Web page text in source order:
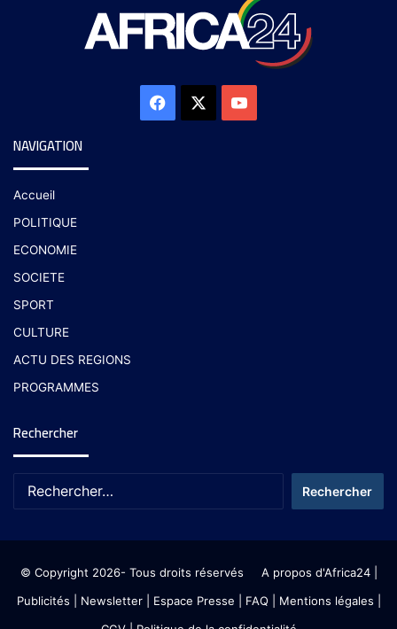
NAVIGATION
Accueil
POLITIQUE
ECONOMIE
SOCIETE
SPORT
CULTURE
ACTU DES REGIONS
PROGRAMMES
Rechercher
© Copyright 2026- Tous droits réservés A propos d'Africa24|
Publicités
Newsletter| Espace Presse | FAQ | Mentions légales